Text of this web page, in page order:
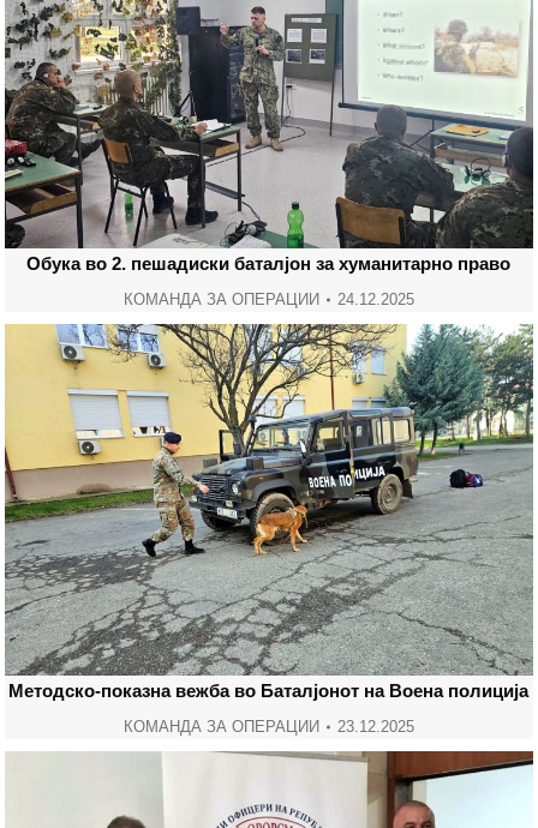
Обука во 2. пешадиски баталјон за хуманитарно право
КОМАНДА ЗА ОПЕРАЦИИ 24.12.2025
Методско-показна вежба во Баталјонот на Воена полиција
КОМАНДА ЗА ОПЕРАЦИИ 23.12.2025